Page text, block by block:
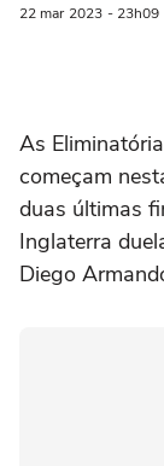
22 mar 2023 - 23h09
As
começam
duas últimas
Inglaterra
Diego